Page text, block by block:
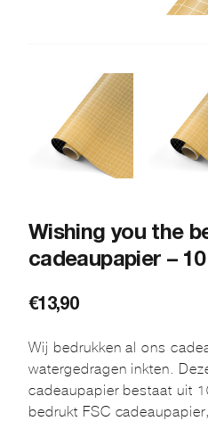
Wishing you the
cadeaupapier –
€13,90
Wij bedrukken al ons
watergedragen inkten.
cadeaupapier bestaat uit
bedrukt FSC